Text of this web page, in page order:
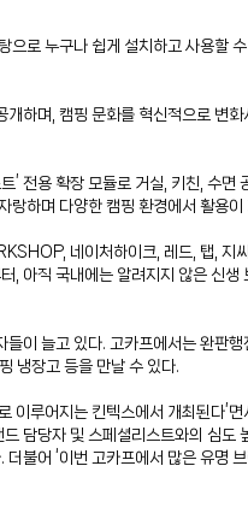
으로 누구나 쉽게 설치하고 사용할
개하며, 캠핑 문화를 혁신적으로 변
’ 전용 확장 모듈로 거실, 키친, 수면
랑하며 다양한 캠핑 환경에서 활용이
네이처하이크, 레드, 탭, 지씨
, 아직 국내에는 알려지지 않은 신생
이 늘고 있다. 고카프에서는 완판행
냉장고 등을 만날 수 있다.
이루어지는 킨텍스에서 개최된다’면
담당자 및 스페셜리스트와의 심도
불어 ‘이번 고카프에서 많은 유명